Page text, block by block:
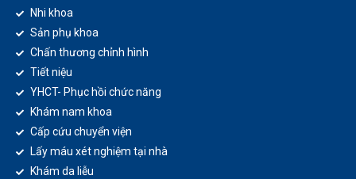
Nhi khoa
Sản phụ khoa
Chấn thương chỉnh hình
Tiết niệu
YHCT- Phục hồi chức năng
Khám nam khoa
Cấp cứu chuyển viện
Lấy máu xét nghiệm tại nhà
Khám da liễu